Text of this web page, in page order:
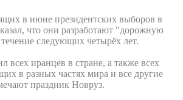
в июне президентских выборов в
что они разработают "дорожную
следующих четырёх лет.
всех иранцев в стране, а также всех
в разных частях мира и все другие
праздник Новруз.